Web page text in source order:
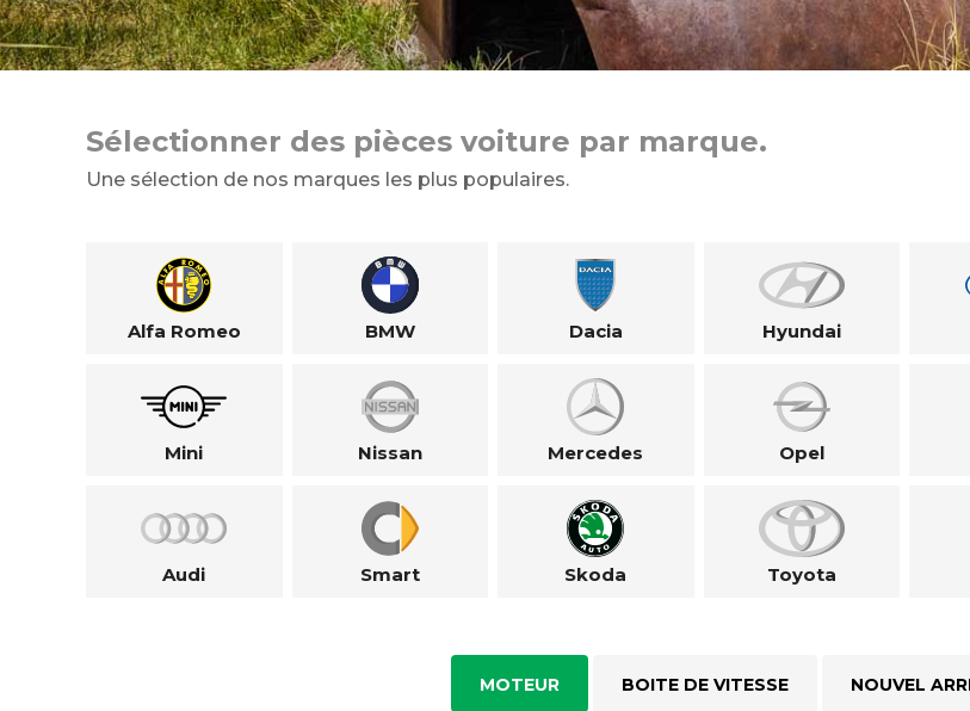
Sélectionner des pièces voiture par marque.
Une sélection de nos marques les plus populaires.
Alfa Romeo BMW Dacia Hyundai
Mini Nissan Mercedes Opel
Audi Smart Skoda Toyota
MOTEUR BOITE DE VITESSE NOUVEL